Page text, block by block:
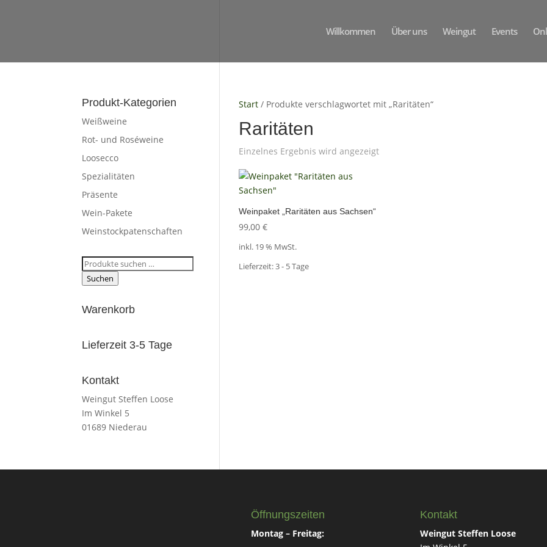
Willkommen Über uns Weingut Events
Start / Produkte verschlagwortet mit „Raritäten“
Raritäten
Einzelnes Ergebnis wird angezeigt
Weinpaket „Raritäten aus Sachsen“
99,00€
inkl. 19 % MwSt.
Lieferzeit:3 - 5 Tage
Produkt-Kategorien
Weißweine
Rot- und Roséweine
Loosecco
Spezialitäten
Präsente
Wein-Pakete
Weinstockpatenschaften
Suchen
nach:
Suchen
Warenkorb
Lieferzeit 3-5 Tage
Kontakt
Weingut Steffen Loose
Im Winkel 5
01689 Niederau
Öffnungszeiten
Montag – Freitag:
Kontakt
Weingut Steffen Loose